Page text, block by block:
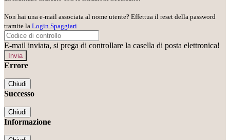
Non hai una e-mail associata al nome utente? Effettua il reset della password
tramite la Login Spaggiari
E-mail inviata, si prega di controllare la casella di posta elettronica!
Errore
Chiudi
Successo
Chiudi
Informazione